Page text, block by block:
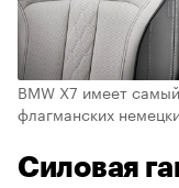
BMW X7 имеет
флагманских
Силовая